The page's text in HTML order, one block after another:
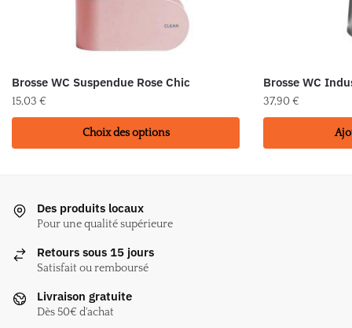
Brosse WC Suspendue Rose Chic
15,03 €
Choix des options
produit
variations.
Les
peuvent
choisies
Brosse WC
37,90€
Des produits locaux
Pour une qualité supérieure
Retours sous 15 jours
Satisfait ou remboursé
Livraison gratuite
Dès 50€ d'achat